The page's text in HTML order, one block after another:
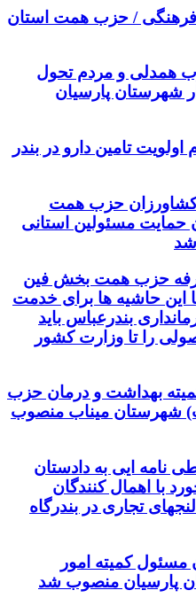
فرهنگی / حزب همت استان
همدلی و مردم تحول
شهرستان پارسیان
تامین دارو در بندر
حزب همت
مسئولین استانی
شد
حزب همت بخش فین
حاشیه ها برای خدمت
بندرعباس باید
را تا وزارت کشور
بهداشت و درمان حزب
شهرستان میناب منصوب
ایی به دادستان
با اهمال کنندگان
تجاری در بندرگاه
مسئول کمیته امور
پارسیان منصوب شد